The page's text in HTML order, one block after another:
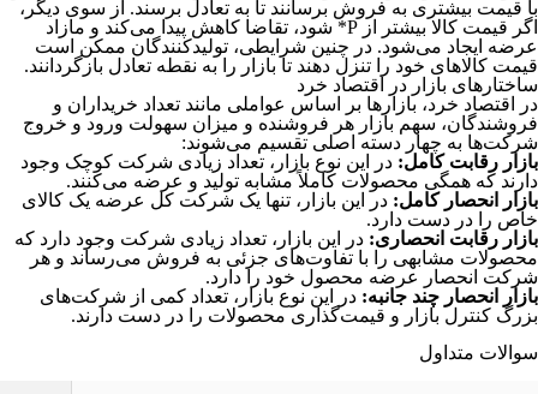
با قیمت بیشتری به فروش برسانند تا به تعادل برسند. از سوی دیگر،
اگر قیمت کالا بیشتر از P* شود، تقاضا کاهش پیدا می‌کند و مازاد
عرضه ایجاد می‌شود. در چنین شرایطی، تولیدکنندگان ممکن است
قیمت کالاهای خود را تنزل دهند تا بازار را به نقطه تعادل بازگردانند.
ساختارهای بازار در اقتصاد خرد
در اقتصاد خرد، بازارها بر اساس عواملی مانند تعداد خریداران و
فروشندگان، سهم بازار هر فروشنده و میزان سهولت ورود و خروج
شرکت‌ها به چهار دسته اصلی تقسیم می‌شوند:
بازار رقابت کامل: در این نوع بازار، تعداد زیادی شرکت کوچک وجود
دارند که همگی محصولات کاملاً مشابه تولید و عرضه می‌کنند.
بازار انحصار کامل: در این بازار، تنها یک شرکت کل عرضه یک کالای
خاص را در دست دارد.
بازار رقابت انحصاری: در این بازار، تعداد زیادی شرکت وجود دارد که
محصولات مشابهی را با تفاوت‌های جزئی به فروش می‌رساند و هر
شرکت انحصار عرضه محصول خود را دارد.
بازار انحصار چند جانبه: در این نوع بازار، تعداد کمی از شرکت‌های
بزرگ کنترل بازار و قیمت‌گذاری محصولات را در دست دارند.
سوالات متداول